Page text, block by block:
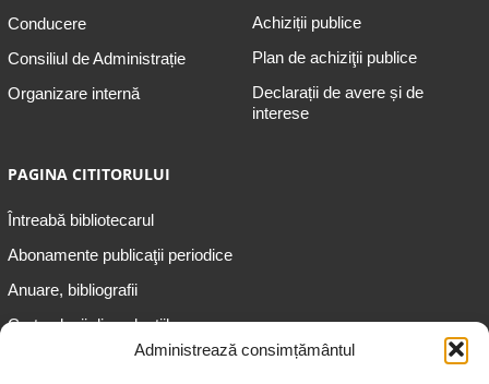
Administrează consimțământul
Conducere
Consiliul de Administrație
Organizare internă
Achiziții publice
Plan de achiziţii publice
Declarații de avere și de
interese
PAGINA CITITORULUI
Întreabă bibliotecarul
Abonamente publicaţii periodice
Anuare, bibliografii
Cartea lunii din colecțiile